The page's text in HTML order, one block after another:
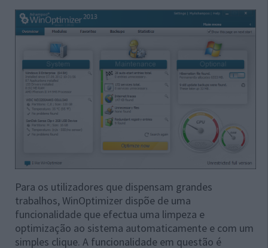
Para os utilizadores que dispensam grandes
trabalhos, WinOptimizer dispõe de uma
funcionalidade que efectua uma limpeza e
optimização ao sistema automaticamente e com um
simples clique. A funcionalidade em questão é